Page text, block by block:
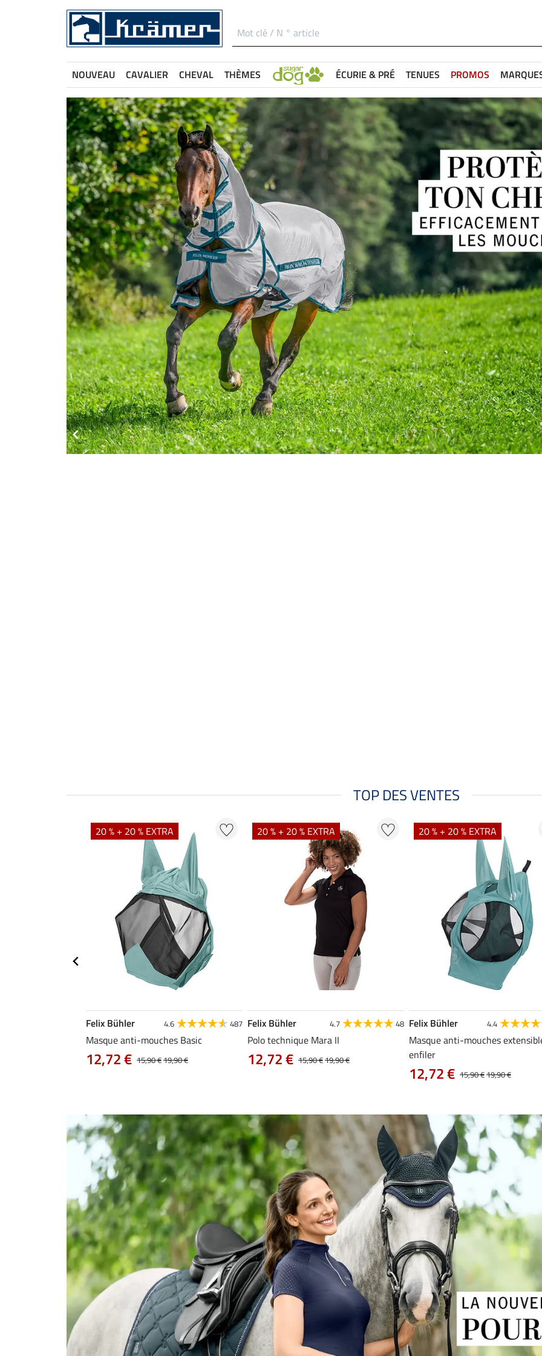
NOUVEAU CAVALIER CHEVAL THÈMES ÉCURIE & PRÉ TENUES PROMOS
TOP DES VENTES
20 % + 20 % EXTRA
Felix Bühler 4.6 487
Masque anti-mouches Basic
15,90 €19,90 €
12,72 €
20 % + 20 % EXTRA
Felix Bühler 4.7 48
Polo technique Mara II
15,90 €19,90 €
12,72 €
20 % + 20 % EXTRA
Felix Bühler 4.4
Masque anti-mouches
enfiler
15,90 €19,90 €
12,72 €